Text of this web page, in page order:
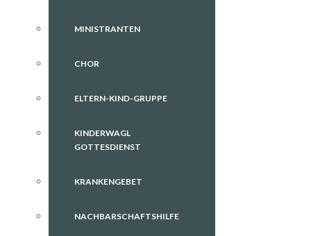
MINISTRANTEN
CHOR
ELTERN-KIND-GRUPPE
KINDERWAGL
GOTTESDIENST
KRANKENGEBET
NACHBARSCHAFTSHILFE